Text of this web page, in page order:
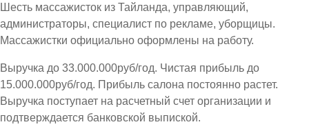
Шесть массажисток из Тайланда, управляющий,
администраторы, специалист по рекламе, уборщицы.
Массажистки официально оформлены на работу.
Выручка до 33.000.000руб/год. Чистая прибыль до
15.000.000руб/год. Прибыль салона постоянно растет.
Выручка поступает на расчетный счет организации и
подтверждается банковской выпиской.